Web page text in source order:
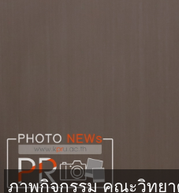
ภาพกิจกรรม คณะวิทยา